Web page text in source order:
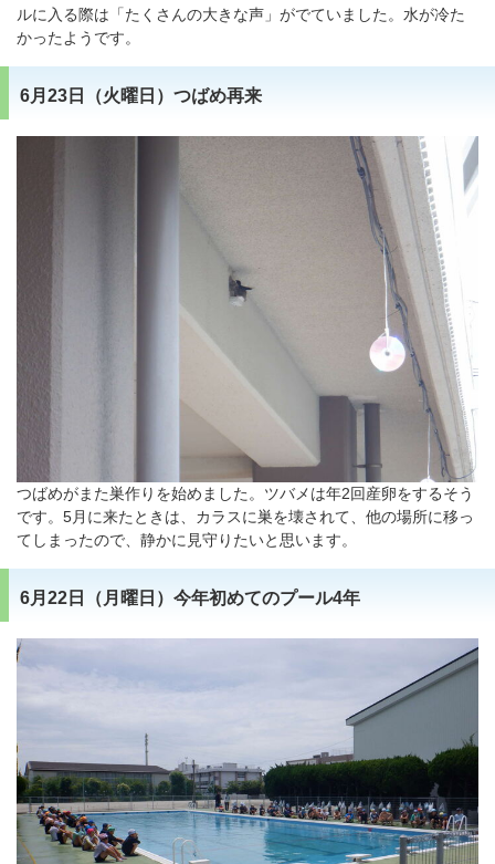
ルに入る際は「たくさんの大きな声」がでていました。水が冷た
かったようです。
6月23日（火曜日）つばめ再来
つばめがまた巣作りを始めました。ツバメは年2回産卵をするそう
です。5月に来たときは、カラスに巣を壊されて、他の場所に移っ
てしまったので、静かに見守りたいと思います。
6月22日（月曜日）今年初めてのプール4年